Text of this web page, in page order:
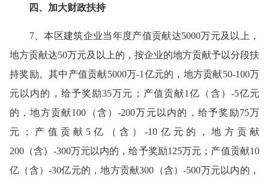
四、加大财政扶持
7、本区建筑企业当年度产值贡献达5000万元及以上，
地方贡献达50万元及以上的，按企业的地方贡献予以分段扶
持奖励。其中产值贡献5000万-1亿元的，地方贡献50-100万
元以内的，给予奖励35万元；产值贡献1亿（含）-5亿元
的，地方贡献100（含）-200万元以内的，给予奖励75万
元；产值贡献5亿（含）-10亿元的，地方贡献
200（含）-300万元以内的，给予奖励125万元；产值贡献10
亿（含）-30亿元的，地方贡献300（含）-500万元以内的，